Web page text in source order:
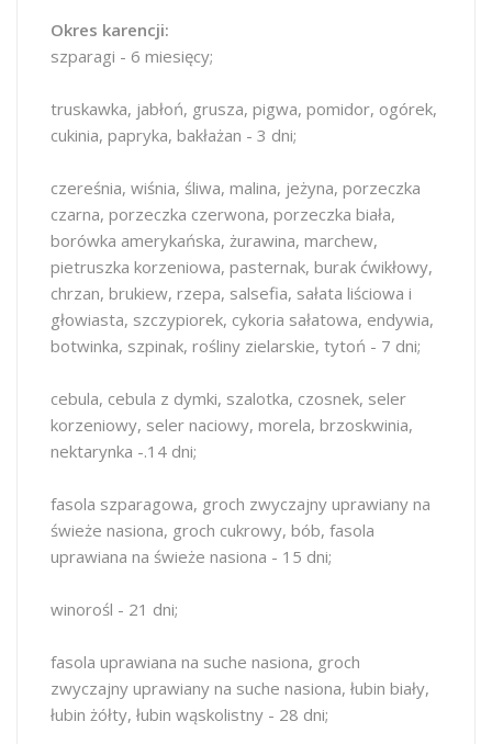
Okres karencji:
szparagi - 6 miesięcy;
truskawka, jabłoń, grusza, pigwa, pomidor, ogórek,
cukinia, papryka, bakłażan - 3 dni;
czereśnia, wiśnia, śliwa, malina, jeżyna, porzeczka
czarna, porzeczka czerwona, porzeczka biała,
borówka amerykańska, żurawina, marchew,
pietruszka korzeniowa, pasternak, burak ćwikłowy,
chrzan, brukiew, rzepa, salsefia, sałata liściowa i
głowiasta, szczypiorek, cykoria sałatowa, endywia,
botwinka, szpinak, rośliny zielarskie, tytoń - 7 dni;
cebula, cebula z dymki, szalotka, czosnek, seler
korzeniowy, seler naciowy, morela, brzoskwinia,
nektarynka -.14 dni;
fasola szparagowa, groch zwyczajny uprawiany na
świeże nasiona, groch cukrowy, bób, fasola
uprawiana na świeże nasiona - 15 dni;
winorośl - 21 dni;
fasola uprawiana na suche nasiona, groch
zwyczajny uprawiany na suche nasiona, łubin biały,
łubin żółty, łubin wąskolistny - 28 dni;